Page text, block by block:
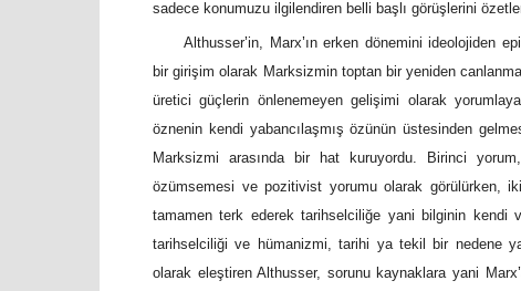
sadece konumuzu ilgilendiren belli başlı görüşlerini
Althusser’in, Marx’ın erken dönemini ideolojiden
bir girişim olarak Marksizmin toptan bir yeniden
üretici güçlerin önlenemeyen gelişimi olarak
öznenin kendi yabancılaşmış özünün üstesinden
Marksizmi arasında bir hat kuruyordu. Birinci
özümsemesi ve pozitivist yorumu olarak görülürken,
tamamen terk ederek tarihselciliğe yani bilginin kendi
tarihselciliği ve hümanizmi, tarihi ya tekil bir nedene
olarak eleştiren Althusser, sorunu kaynaklara yani Marx’